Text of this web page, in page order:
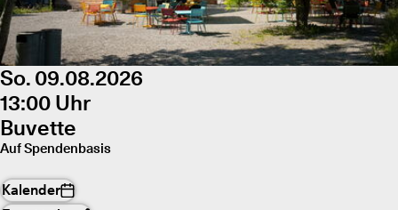
So. 09.08.2026
13:00 Uhr
Buvette
Auf Spendenbasis
Kalender